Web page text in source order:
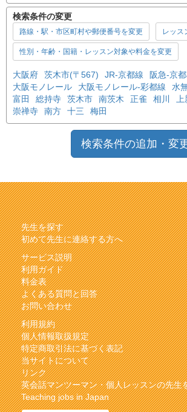
検索条件の変更
路線・駅・市区町村や郵便番号を変更 レッス
性別・年齢・国籍・レッスン対象や料金を変更
大阪府 茨木市(〒567) JR-京都線
阪急-京
大阪モノレール
大阪モノレール-彩都線 水
富田
総持寺 茨木市 南茨木 正雀 相川
崇禅寺
南方 十三 梅田
検索条件の追加・変
先生を探す
初めて先生に連絡する方へ
サービス説明
利用ガイド
料金表
よくある質問と回答
お問い合わせ
利用規約
個人情報取扱規定
特定商取引法に基づく表記
当サイトについて
リンク
英会話マンツーマン・個人レッスンの先生
Teaching jobs in Japan